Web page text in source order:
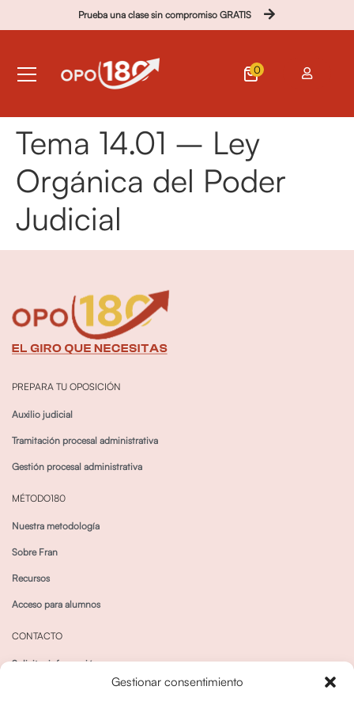
Gestionar consentimiento
Prueba una clase sin compromiso GRATIS
0
Tema 14.01 – Ley
Orgánica del Poder
Judicial
PREPARA TU OPOSICIÓN
Auxilio judicial
Tramitación procesal administrativa
Gestión procesal administrativa
MÉTODO180
Nuestra metodología
Sobre Fran
Recursos
Acceso para alumnos
CONTACTO
Solicitar información